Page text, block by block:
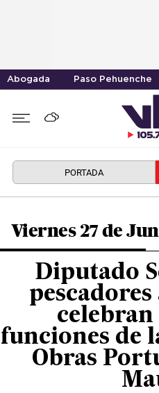
Abogada Paso Pehuenche
PORTADA
Viernes 27 de
Diputado
funciones de
Obras